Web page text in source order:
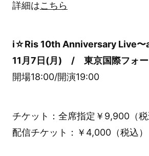
詳細はこちら
i☆Ris 10th Anniversary Live〜
11月7日(月) / 東京国際フォー
開場18:00/開演19:00
チケット：全席指定￥9,900（税
配信チケット：￥4,000（税込）